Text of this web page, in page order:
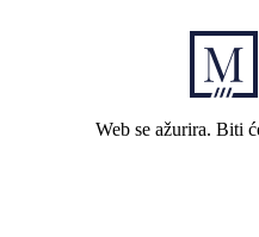
Web se ažurira. Biti